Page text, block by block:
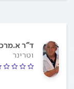
ד"ר
וטרינר